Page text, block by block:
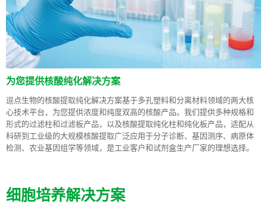
为您提供核酸纯化解决方案
逗点生物的核酸提取纯化解决方案基于多孔塑料和分离材料领域的两大核
心技术平台，为您提供浓度和纯度双高的核酸产品。我们提供多种规格和
形式的过滤柱和过滤板产品，以及核酸提取纯化柱和纯化板产品，适配从
科研到工业级的大规模核酸提取广泛应用于分子诊断、基因测序、病原体
检测、农业基因组学等领域，是工业客户和试剂盒生产厂家的理想选择。
细胞培养解决方案